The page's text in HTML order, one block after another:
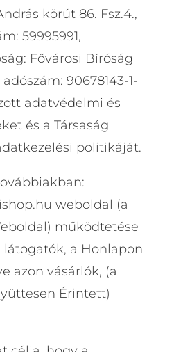
körút 86. Fsz.4.,
59995991,
Fővárosi Bíróság
90678143-1-
adatvédelmi és
és a Társaság
politikáját.
weboldal (a
működtetése
látogatók, a Honlapon
azon vásárlók, (a
Érintett)